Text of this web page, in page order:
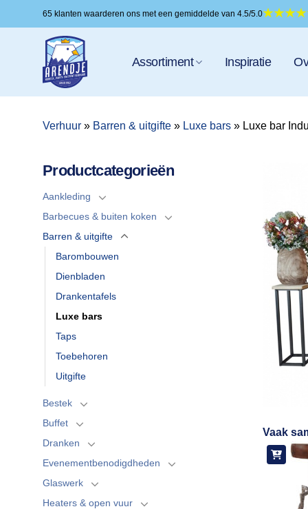
naar
65 klanten waarderen ons met een gemiddelde van 4.5/5.0
Assortiment Inspiratie
Verhuur » Barren & uitgifte » Luxe bars » Luxe bar
Productcategorieën
Aankleding
Barbecues & buiten koken
Barren & uitgifte
Barombouwen
Dienbladen
Drankentafels
Luxe bars
Taps
Toebehoren
Uitgifte
Bestek
Buffet
Dranken
Evenementbenodigdheden
Glaswerk
Heaters & open vuur
Vaak